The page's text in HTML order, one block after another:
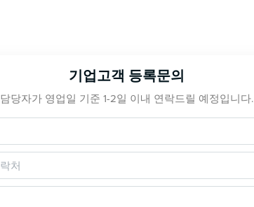
기업고객 등록문의
담당자가 영업일 기준 1-2일 이내 연락드릴 예정입니다.